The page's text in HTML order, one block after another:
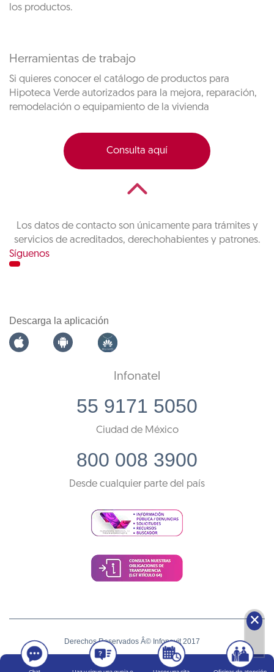
los productos.
Herramientas de trabajo
Si quieres conocer el catálogo de productos para
Hipoteca Verde autorizados para la mejora, reparación,
remodelación o equipamiento de la vivienda
Consulta aquí
Los datos de contacto son únicamente para trámites y
servicios de acreditados, derechohabientes y patrones.
Síguenos
Descarga la aplicación
Infonatel
55 9171 5050
Ciudad de México
800 008 3900
Desde cualquier parte del país
Derechos Reservados Â© Infonavit 2017
Términos y condiciones
🗙